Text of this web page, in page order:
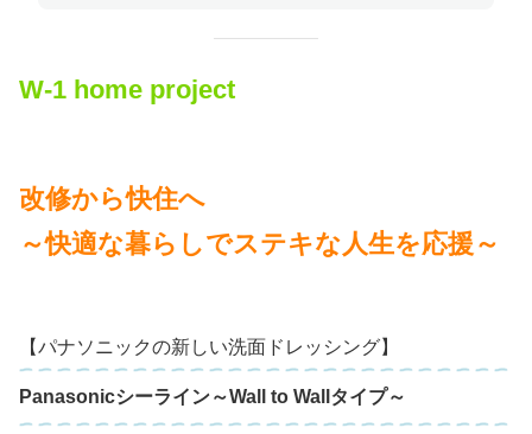
W-1 home project
改修から快住へ
～快適な暮らしでステキな人生を応援～
【パナソニックの新しい洗面ドレッシング】
Panasonicシーライン～Wall to Wallタイプ～